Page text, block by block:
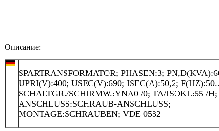
Описание:
SPARTRANSFORMATOR; PHASEN:3;
UPRI(V):400; USEC(V):690; ISEC(A):50,2;
SCHALTGR./SCHIRMW.:YNA0 /0; TA/ISOKL:55 /H;
ANSCHLUSS:SCHRAUB-ANSCHLUSS;
MONTAGE:SCHRAUBEN; VDE 0532